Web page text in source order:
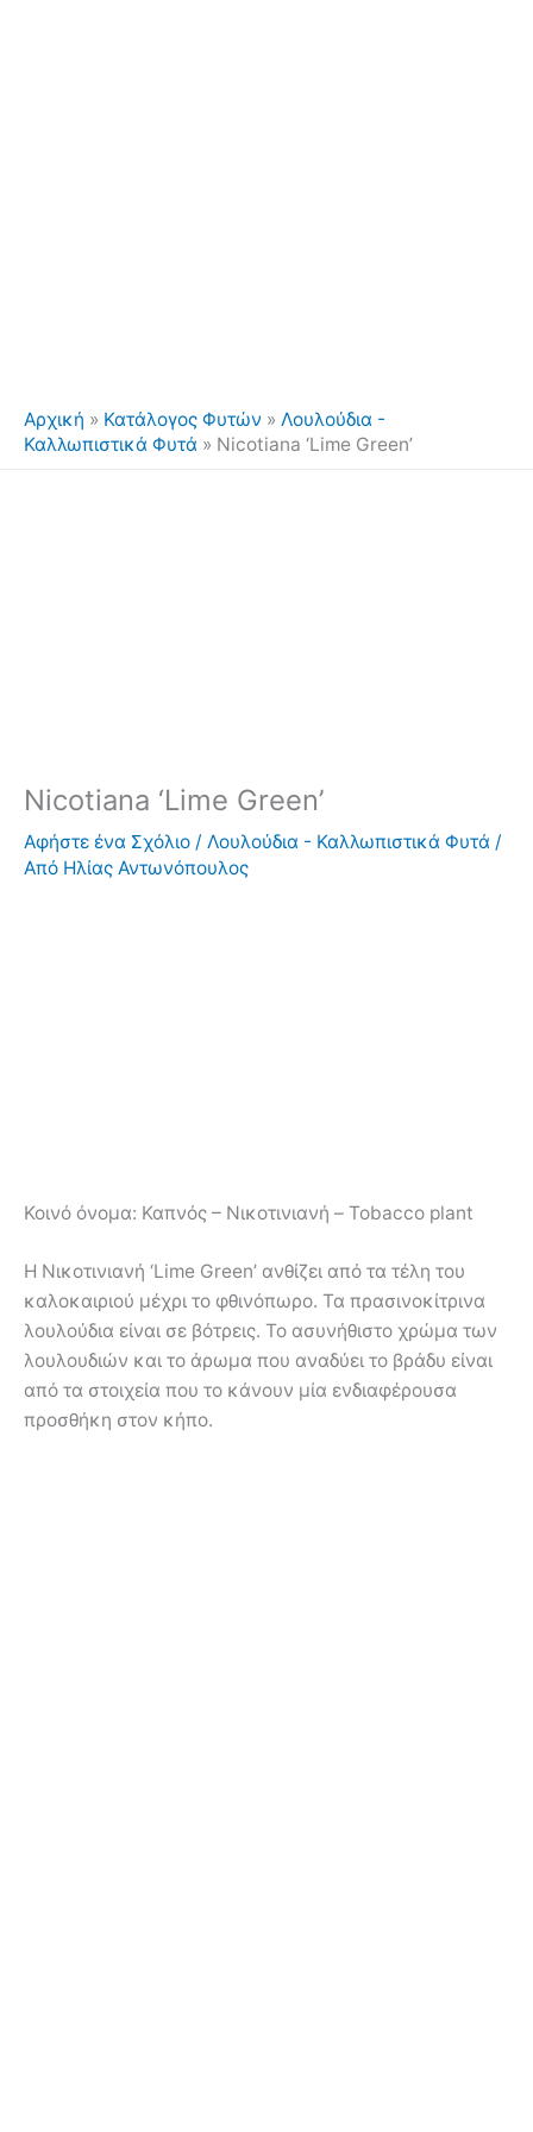
Αρχική » Κατάλογος Φυτών » Λουλούδια -
Καλλωπιστικά Φυτά » Nicotiana ‘Lime Green’
Nicotiana ‘Lime Green’
Αφήστε ένα Σχόλιο / Λουλούδια - Καλλωπιστικά Φυτά /
Από Ηλίας Αντωνόπουλος
Κοινό όνομα: Καπνός – Νικοτινιανή – Tobacco plant
Η Νικοτινιανή ‘Lime Green’ ανθίζει από τα τέλη του
καλοκαιριού μέχρι το φθινόπωρο. Τα πρασινοκίτρινα
λουλούδια είναι σε βότρεις. Το ασυνήθιστο χρώμα των
λουλουδιών και το άρωμα που αναδύει το βράδυ είναι
από τα στοιχεία που το κάνουν μία ενδιαφέρουσα
προσθήκη στον κήπο.